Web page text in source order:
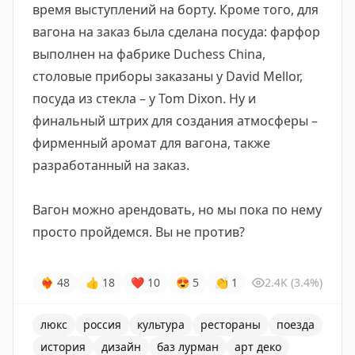
время выступлений на борту. Кроме того, для
вагона на заказ была сделана посуда: фарфор
выполнен на фабрике Duchess China,
столовые приборы заказаны у David Mellor,
посуда из стекла – у Tom Dixon. Ну и
финальный штрих для создания атмосферы –
фирменный аромат для вагона, также
разработанный на заказ.
Вагон можно арендовать, но мы пока по нему
просто пройдемся. Вы не против?
❤‍🔥 48 👍 18 ❤ 10 😍 5 👏 1 2.4K (3.4%)
люкс россия культура рестораны
поезда
история
дизайн баз лурман арт деко